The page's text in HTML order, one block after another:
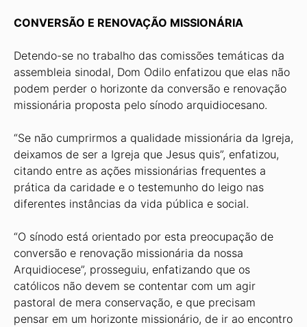
CONVERSÃO E RENOVAÇÃO MISSIONÁRIA
Detendo-se no trabalho das comissões temáticas da
assembleia sinodal, Dom Odilo enfatizou que elas não
podem perder o horizonte da conversão e renovação
missionária proposta pelo sínodo arquidiocesano.
“Se não cumprirmos a qualidade missionária da Igreja,
deixamos de ser a Igreja que Jesus quis”, enfatizou,
citando entre as ações missionárias frequentes a
prática da caridade e o testemunho do leigo nas
diferentes instâncias da vida pública e social.
“O sínodo está orientado por esta preocupação de
conversão e renovação missionária da nossa
Arquidiocese”, prosseguiu, enfatizando que os
católicos não devem se contentar com um agir
pastoral de mera conservação, e que precisam
pensar em um horizonte missionário, de ir ao encontro